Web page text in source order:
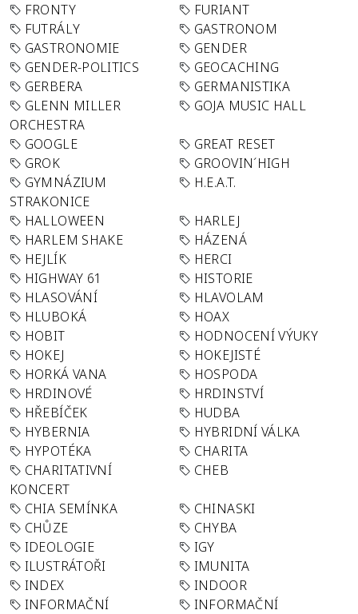
FRONTY
FURIANT
FUTRÁLY
GASTRONOM
GASTRONOMIE
GENDER
GENDER-POLITICS
GEOCACHING
GERBERA
GERMANISTIKA
GLENN MILLER
ORCHESTRA
GOJA MUSIC HALL
GOOGLE
GREAT RESET
GROK
GROOVIN´HIGH
GYMNÁZIUM
STRAKONICE
H.E.A.T.
HALLOWEEN
HARLEJ
HARLEM SHAKE
HÁZENÁ
HEJLÍK
HERCI
HIGHWAY 61
HISTORIE
HLASOVÁNÍ
HLAVOLAM
HLUBOKÁ
HOAX
HOBIT
HODNOCENÍ VÝUKY
HOKEJ
HOKEJISTÉ
HORKÁ VANA
HOSPODA
HRDINOVÉ
HRDINSTVÍ
HŘEBÍČEK
HUDBA
HYBERNIA
HYBRIDNÍ VÁLKA
HYPOTÉKA
CHARITA
CHARITATIVNÍ
KONCERT
CHEB
CHIA SEMÍNKA
CHINASKI
CHŮZE
CHYBA
IDEOLOGIE
IGY
ILUSTRÁTOŘI
IMUNITA
INDEX
INDOOR
INFORMAČNÍ
INFORMAČNÍ